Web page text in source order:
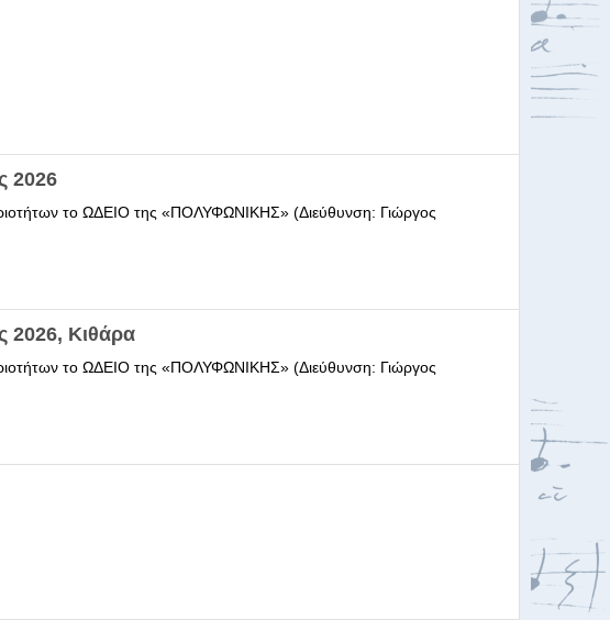
2026
το ΩΔΕΙΟ της «ΠΟΛΥΦΩΝΙΚΗΣ» (Διεύθυνση: Γιώργος
Κιθάρα
το ΩΔΕΙΟ της «ΠΟΛΥΦΩΝΙΚΗΣ» (Διεύθυνση: Γιώργος